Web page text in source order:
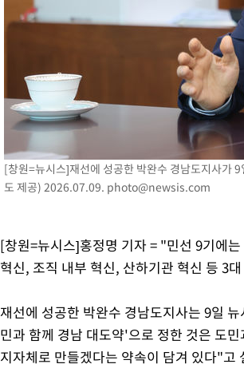
보]원·달러 환율, 오전 9시 1423.8원
보]삼성전자·SK하이닉스 동반 강보합…1%대 상
보]코스닥, 5.95포인트(0.74%) 상승한 807.62개장
보]코스피, 6300선 재탈환…1.09% 오른 6365.07
아 다마스쿠스 교외에서 미니버스 폭발.. 14명 부상
에도 극한더위…서울 낮 39도 '폭염중대경보'
, 호르무즈서 "적국 목표물들"과 대치로 남부 케슘섬
보]美, 폴리실리콘 수입 규제…파생제품 15% 관세,
[창원=뉴시스]재선에 성공한 박완수 경남도지사가
도 제공) 2026.07.09. photo@newsis.com
[창원=뉴시스]홍정명 기자 = "민선 9기에
혁신, 조직 내부 혁신, 산하기관 혁신 등 3
재선에 성공한 박완수 경남도지사는 9일
민과 함께 경남 대도약'으로 정한 것은 도
지자체로 만들겠다는 약속이 담겨 있다"고